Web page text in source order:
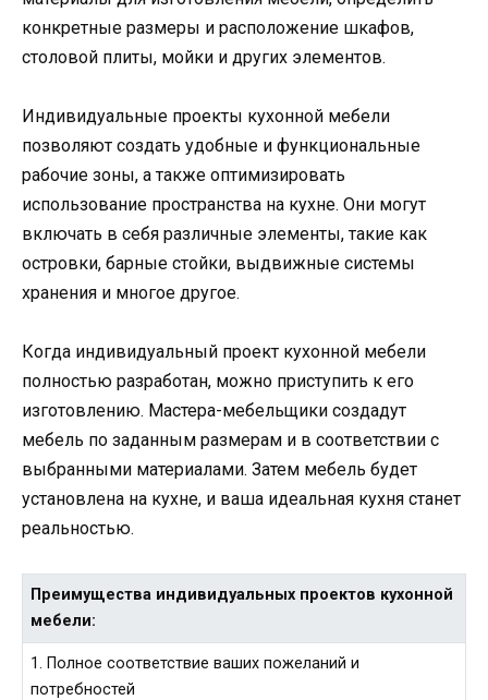
конкретные размеры и расположение шкафов,
столовой плиты, мойки и других элементов.
Индивидуальные проекты кухонной мебели
позволяют создать удобные и функциональные
рабочие зоны, а также оптимизировать
использование пространства на кухне. Они могут
включать в себя различные элементы, такие как
островки, барные стойки, выдвижные системы
хранения и многое другое.
Когда индивидуальный проект кухонной мебели
полностью разработан, можно приступить к его
изготовлению. Мастера-мебельщики создадут
мебель по заданным размерам и в соответствии с
выбранными материалами. Затем мебель будет
установлена на кухне, и ваша идеальная кухня станет
реальностью.
Преимущества индивидуальных проектов кухонной
мебели:
1. Полное соответствие ваших пожеланий и
потребностей